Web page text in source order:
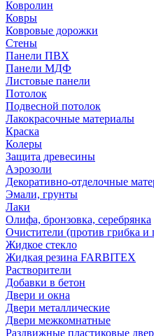
Ковролин
Ковры
Ковровые дорожки
Стены
Панели ПВХ
Панели МДФ
Листовые панели
Потолок
Подвесной потолок
Лакокрасочные материалы
Краска
Колеры
Защита древесины
Аэрозоли
Декоративно-отделочные
Эмали, грунты
Лаки
Олифа, бронзовка, серебрянка
Очистители (против грибка и
Жидкое стекло
Жидкая резина FARBITEX
Растворители
Добавки в бетон
Двери и окна
Двери металлические
Двери межкомнатные
Раздвижные пластиковые